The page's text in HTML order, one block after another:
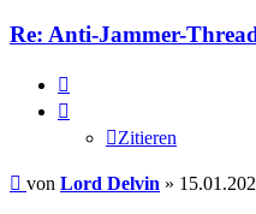
Re: Anti-Jammer-
Zitieren
Beitrag
von Lord Delvin »